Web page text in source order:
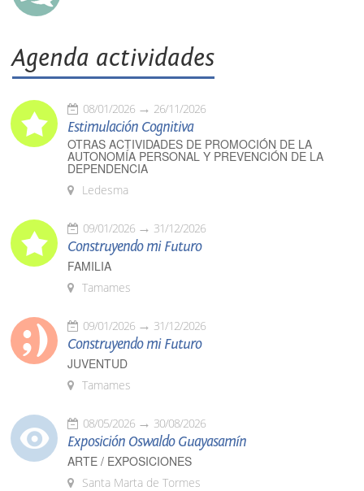
Agenda actividades
08/01/2026 26/11/2026
Estimulación Cognitiva
OTRAS ACTIVIDADES DE PROMOCIÓN DE LA
AUTONOMÍA PERSONAL Y PREVENCIÓN DE LA
DEPENDENCIA
Ledesma
09/01/2026 31/12/2026
Construyendo mi Futuro
FAMILIA
Tamames
09/01/2026 31/12/2026
Construyendo mi Futuro
JUVENTUD
Tamames
08/05/2026 30/08/2026
Exposición Oswaldo Guayasamín
ARTE / EXPOSICIONES
Santa Marta de Tormes